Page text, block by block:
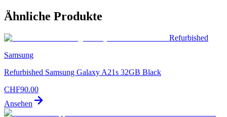
Ähnliche Produkte
Refurbished
Samsung
Refurbished Samsung Galaxy A21s 32GB Black
CHF90.00
Ansehen